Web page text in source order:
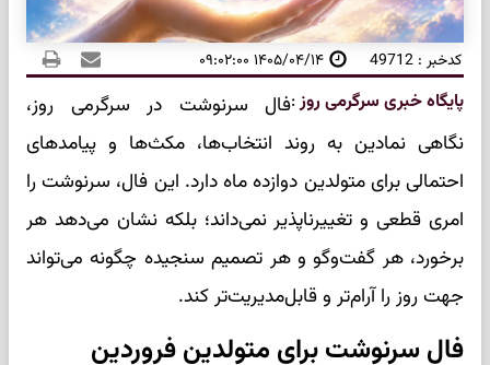
کدخبر : 49712 ۱۴۰۵/۰۴/۱۴ ۰۹:۰۲:۰۰
پایگاه خبری سرگرمی روز:فال سرنوشت در سرگرمی روز،
نگاهی نمادین به روند انتخاب‌ها، مکث‌ها و پیامدهای
احتمالی برای متولدین دوازده ماه دارد. این فال، سرنوشت را
امری قطعی و تغییرناپذیر نمی‌داند؛ بلکه نشان می‌دهد هر
برخورد، هر گفت‌وگو و هر تصمیم سنجیده چگونه می‌تواند
جهت روز را آرام‌تر و قابل‌مدیریت‌تر کند.
فال سرنوشت برای متولدین فروردین